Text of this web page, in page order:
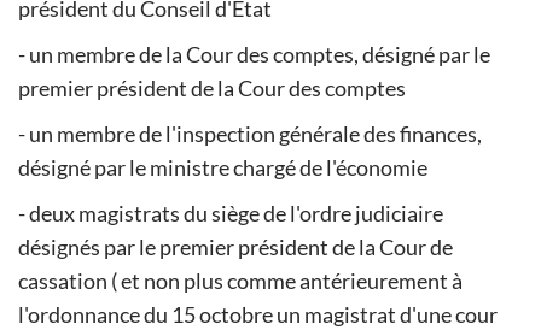
président du Conseil d'Etat
- un membre de la Cour des comptes, désigné par le
premier président de la Cour des comptes
- un membre de l'inspection générale des finances,
désigné par le ministre chargé de l'économie
- deux magistrats du siège de l'ordre judiciaire
désignés par le premier président de la Cour de
cassation ( et non plus comme antérieurement à
l'ordonnance du 15 octobre un magistrat d'une cour